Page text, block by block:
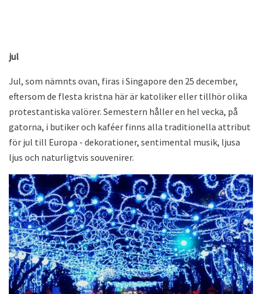
jul
Jul, som nämnts ovan, firas i Singapore den 25 december,
eftersom de flesta kristna här är katoliker eller tillhör olika
protestantiska valörer. Semestern håller en hel vecka, på
gatorna, i butiker och kaféer finns alla traditionella attribut
för jul till Europa - dekorationer, sentimental musik, ljusa
ljus och naturligtvis souvenirer.